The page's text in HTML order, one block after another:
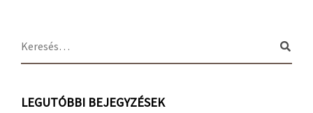
LEGUTÓBBI BEJEGYZÉSEK